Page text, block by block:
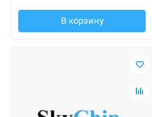
В корзину